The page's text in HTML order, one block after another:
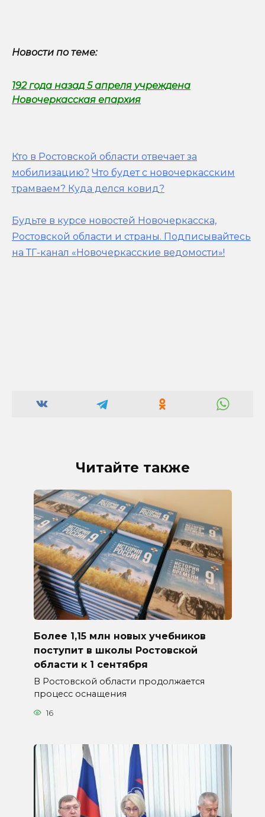
Новости по теме:
192 года назад 5 апреля учреждена
Новочеркасская епархия
Кто в Ростовской области отвечает за
мобилизацию? Что будет с новочеркасским
трамваем? Куда делся ковид?
Будьте в курсе новостей Новочеркасска,
Ростовской области и страны. Подписывайтесь
на ТГ-канал «Новочеркасские ведомости»!
Читайте также
Более 1,15 млн новых учебников
поступит в школы Ростовской
области к 1 сентября
В Ростовской области продолжается
процесс оснащения
16